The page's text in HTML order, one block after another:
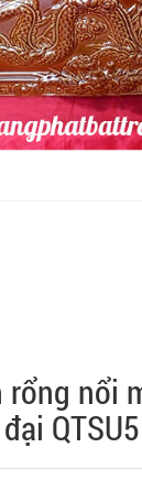
rổng nổi
QTSU5